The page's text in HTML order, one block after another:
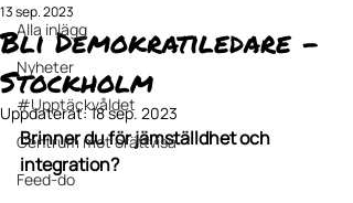
Alla inlägg
Nyheter
#Upptäckvåldet
Centrum mot orättvisa
Feed-do
Bli Demokratiledare -
Stockholm
13 sep. 2023
Uppdaterat:18 sep. 2023
Brinner du för jämställdhet och
integration?